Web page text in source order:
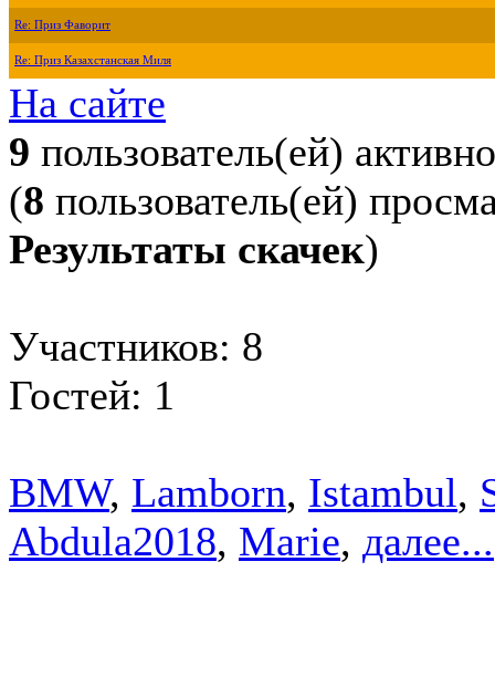
Re: Приз Фаворит
Re: Приз Казахстанская Миля
На сайте
9 пользователь(ей) активно
(8 пользователь(ей)
Результаты скачек)
Участников: 8
Гостей: 1
BMW, Lamborn, Istambul,
Abdula2018, Marie, далее...